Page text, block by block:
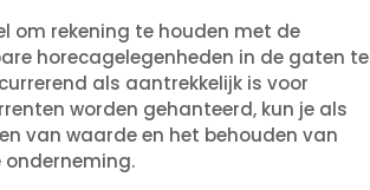
om rekening te houden met de
horecagelegenheden in de gaten te
als aantrekkelijk is voor
worden gehanteerd, kun je als
van waarde en het behouden van
onderneming.